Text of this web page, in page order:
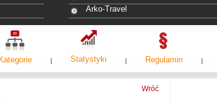
Arko-Travel
Kategorie Statystyki Regulamin
Wróć